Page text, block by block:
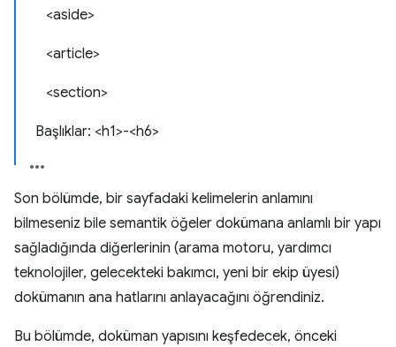
<aside>
<article>
<section>
Başlıklar: <h1>-<h6>
Son bölümde, bir sayfadaki kelimelerin anlamını
bilmeseniz bile semantik öğeler dokümana anlamlı bir yapı
sağladığında diğerlerinin (arama motoru, yardımcı
teknolojiler, gelecekteki bakımcı, yeni bir ekip üyesi)
dokümanın ana hatlarını anlayacağını öğrendiniz.
Bu bölümde, doküman yapısını keşfedecek, önceki